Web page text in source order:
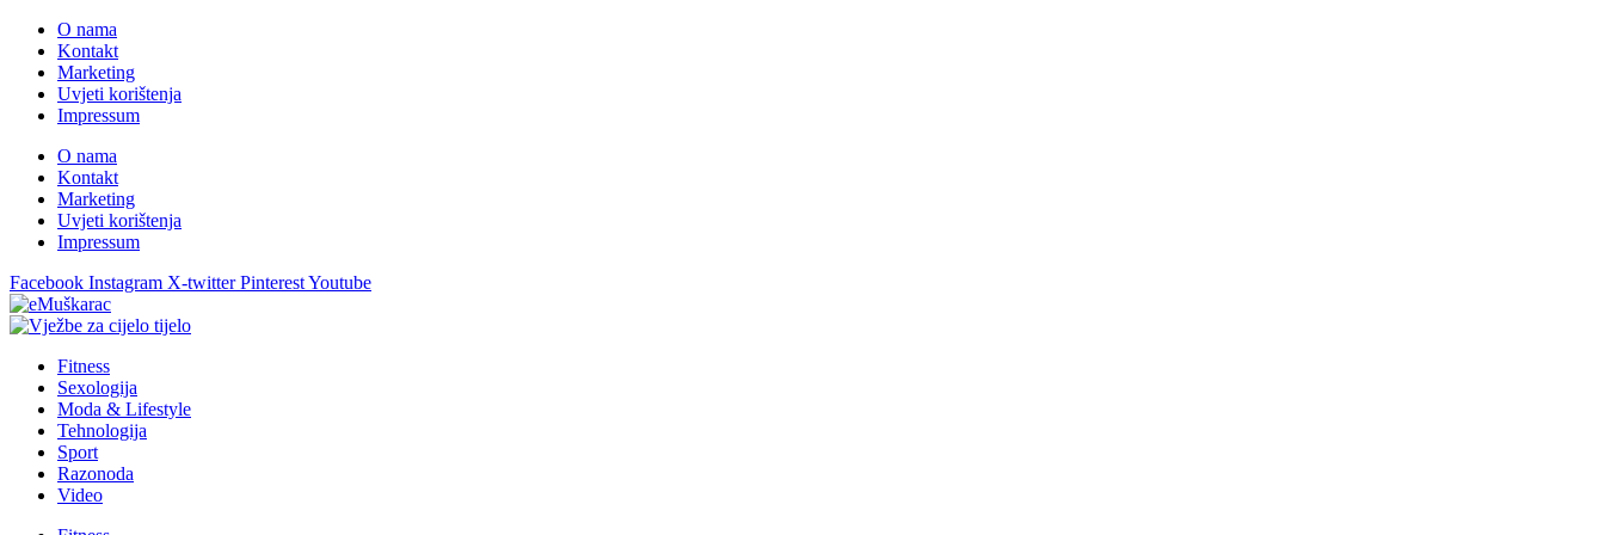
O nama
Kontakt
Marketing
Uvjeti korištenja
Impressum
O nama
Kontakt
Marketing
Uvjeti korištenja
Impressum
Facebook Instagram X-twitter PinterestYoutube
Fitness
Sexologija
Moda & Lifestyle
Tehnologija
Sport
Razonoda
Video